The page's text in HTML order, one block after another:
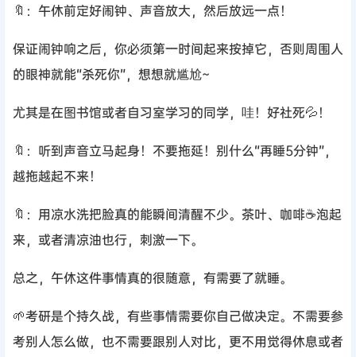
🔖：午休前定好闹钟、声音放大，然后放远一点！
保证闹钟响之后，你必须第一时间起来按掉它，否则周围人
的眼神就能“杀死你”，想想就尴尬~
尤其是在图书馆或者自习室学习的同学，哇！好社死💦！
🔖：听到声音立马起身！不要拖延！别什么“再睡5分钟”，
越拖越起不来！
🔖：用凉水洗把脸真的能瞬间清醒不少。茶叶、咖啡☕泡起
来，或者清凉油也行，刺激一下。
总之，午休这件事情真的很随意，有需要了就睡。
🌱考研是个持久战，有些事情需要你自己做决定。不需要参
考别人怎么做，也不需要跟别人对比，更不用觉得休息或者